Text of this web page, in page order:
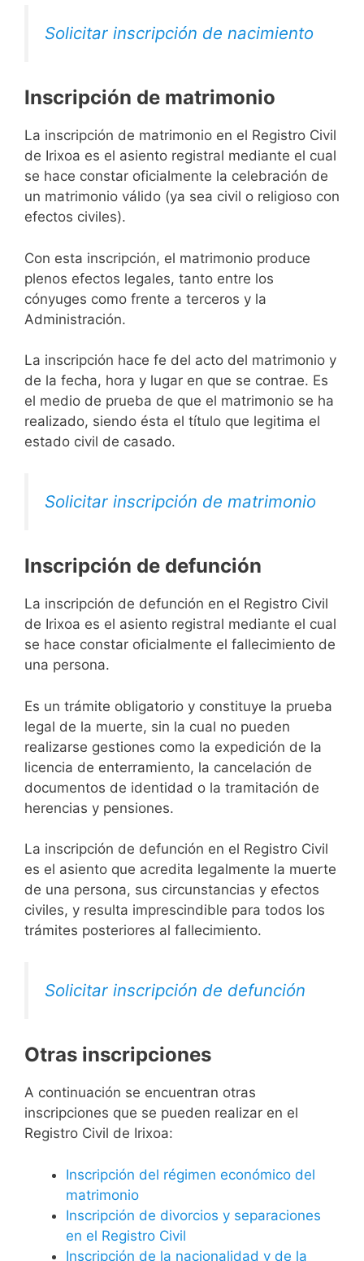
Solicitar inscripción de nacimiento
Inscripción de matrimonio
La inscripción de matrimonio en el Registro Civil
de Irixoa es el asiento registral mediante el cual
se hace constar oficialmente la celebración de
un matrimonio válido (ya sea civil o religioso con
efectos civiles).
Con esta inscripción, el matrimonio produce
plenos efectos legales, tanto entre los
cónyuges como frente a terceros y la
Administración.
La inscripción hace fe del acto del matrimonio y
de la fecha, hora y lugar en que se contrae. Es
el medio de prueba de que el matrimonio se ha
realizado, siendo ésta el título que legitima el
estado civil de casado.
Solicitar inscripción de matrimonio
Inscripción de defunción
La inscripción de defunción en el Registro Civil
de Irixoa es el asiento registral mediante el cual
se hace constar oficialmente el fallecimiento de
una persona.
Es un trámite obligatorio y constituye la prueba
legal de la muerte, sin la cual no pueden
realizarse gestiones como la expedición de la
licencia de enterramiento, la cancelación de
documentos de identidad o la tramitación de
herencias y pensiones.
La inscripción de defunción en el Registro Civil
es el asiento que acredita legalmente la muerte
de una persona, sus circunstancias y efectos
civiles, y resulta imprescindible para todos los
trámites posteriores al fallecimiento.
Solicitar inscripción de defunción
Otras inscripciones
A continuación se encuentran otras
inscripciones que se pueden realizar en el
Registro Civil de Irixoa:
Inscripción del régimen económico del
matrimonio
Inscripción de divorcios y separaciones
en el Registro Civil
Inscripción de la nacionalidad y de la